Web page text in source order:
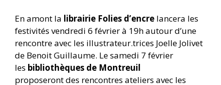
En amont la librairie Folies d’encre lancera les
festivités vendredi 6 février à 19h autour d’une
rencontre avec les illustrateur.trices Joelle Jolivet
de Benoit Guillaume. Le samedi 7 février
les bibliothèques de Montreuil
proposeront des rencontres ateliers avec les